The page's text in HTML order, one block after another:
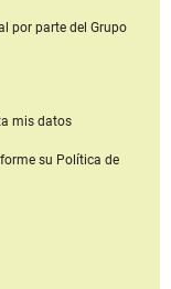
por parte del Grupo
mis datos
su Política de